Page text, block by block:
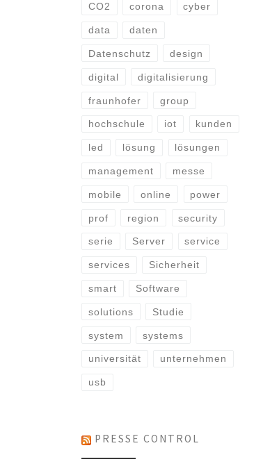
CO2 corona cyber
data daten
Datenschutz design
digital digitalisierung
fraunhofer group
hochschule iot kunden
led lösung lösungen
management messe
mobile online power
prof region security
serie Server service
services Sicherheit
smart Software
solutions Studie
system systems
universität unternehmen
usb
PRESSE CONTROL